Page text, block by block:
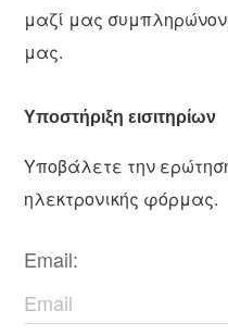
μαζί μας
μας.
Υποστήριξη εισιτηρίων
Υποβάλετε την
ηλεκτρονικής φόρμας.
Email: